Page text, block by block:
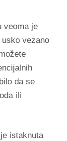
veoma je
vezano
da se
ili
istaknuta